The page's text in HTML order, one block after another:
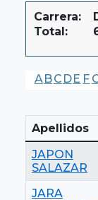
Carrera:
Total:
A BC DE F
Apellidos
JAPON
SALAZAR
JARA